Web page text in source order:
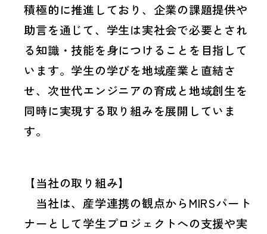
積極的に推進しており、企業の課題提供や
助言を通じて、学生は実社会で必要とされ
る知識・技能を身につけることを目指して
います。学生の学びを地域産業と直結さ
せ、次世代エンジニアの育成と地域創生を
同時に実現する取り組みを展開していま
す。
【当社の取り組み】
当社は、産学連携の観点からMIRSパート
ナーとして学生プロジェクトへの支援や実